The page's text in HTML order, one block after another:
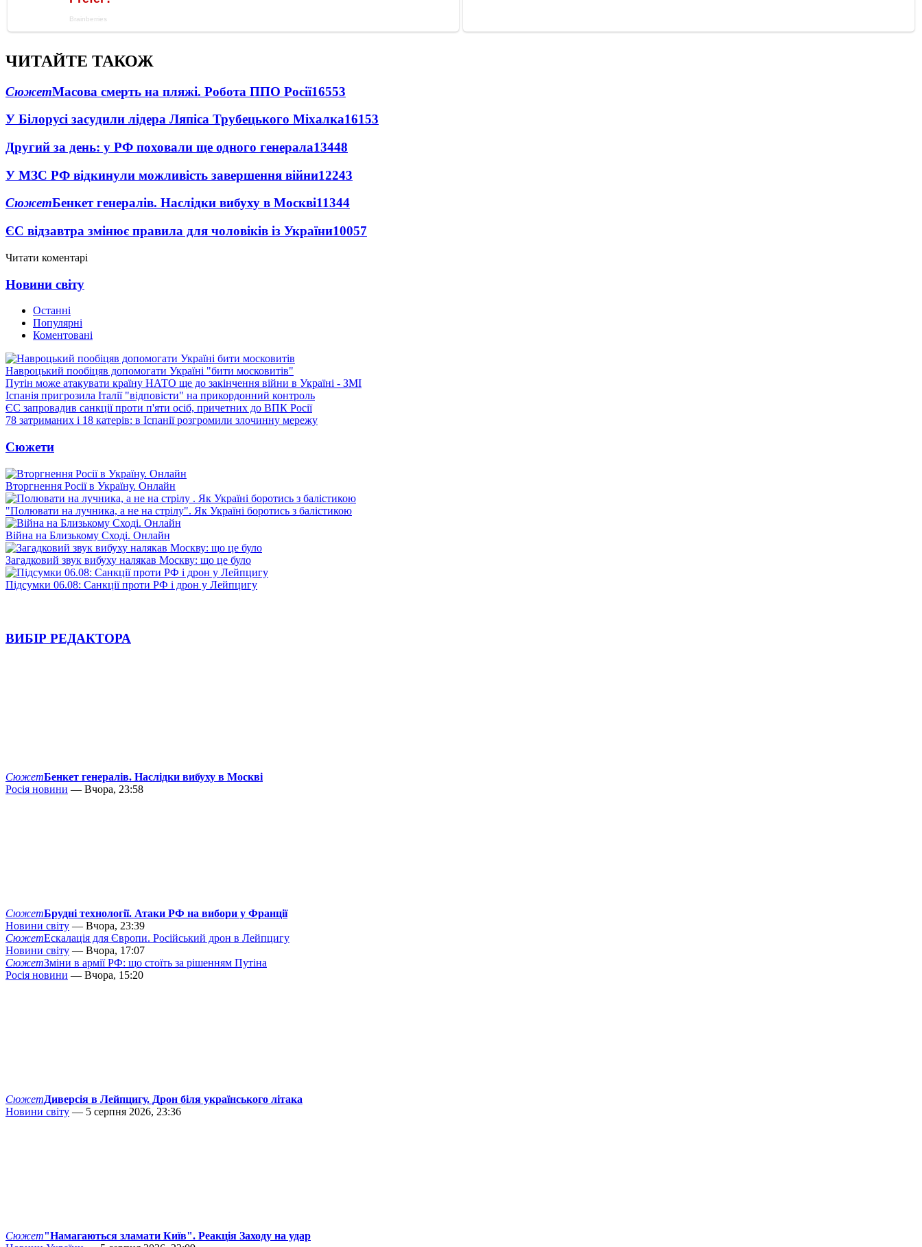
ЧИТАЙТЕ ТАКОЖ
СюжетМасова смерть на пляжі. Робота ППО Росії16553
У Білорусі засудили лідера Ляпіса Трубецького Міхалка16153
Другий за день: у РФ поховали ще одного генерала13448
У МЗС РФ відкинули можливість завершення війни12243
СюжетБенкет генералів. Наслідки вибуху в Москві11344
ЄС відзавтра змінює правила для чоловіків із України10057
Читати коментарі
Новини світу
Останні
Популярні
Коментовані
Навроцький пообіцяв допомогати Україні "бити московитів"
Путін може атакувати країну НАТО ще до закінчення війни в Україні - ЗМІ
Іспанія пригрозила Італії "відповісти" на прикордонний контроль
ЄС запровадив санкції проти п'яти осіб, причетних до ВПК Росії
78 затриманих і 18 катерів: в Іспанії розгромили злочинну мережу
Сюжети
Вторгнення Росії в Україну. Онлайн
"Полювати на лучника, а не на стрілу". Як Україні боротись з балістикою
Війна на Близькому Сході. Онлайн
Загадковий звук вибуху налякав Москву: що це було
Підсумки 06.08: Санкції проти РФ і дрон у Лейпцигу
ВИБІР РЕДАКТОРА
СюжетБенкет генералів. Наслідки вибуху в Москві
Росія новини — Вчора, 23:58
СюжетБрудні технології. Атаки РФ на вибори у Франції
Новини світу — Вчора, 23:39
СюжетЕскалація для Європи. Російський дрон в Лейпцигу
Новини світу — Вчора, 17:07
СюжетЗміни в армії РФ: що стоїть за рішенням Путіна
Росія новини — Вчора, 15:20
СюжетДиверсія в Лейпцигу. Дрон біля українського літака
Новини світу — 5 серпня 2026, 23:36
Сюжет"Намагаються зламати Київ". Реакція Заходу на удар